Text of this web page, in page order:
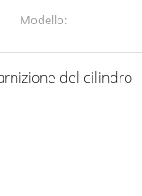
Modello:
del cilindro